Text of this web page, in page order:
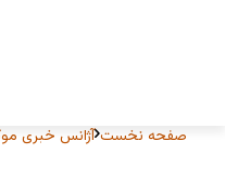
صفحه نخست آژانس خبری